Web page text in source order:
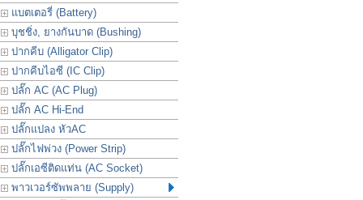
แบตเตอรี่ (Battery)
บุชชิ่ง, ยางกันบาด (Bushing)
ปากคีบ (Alligator Clip)
ปากคีบไอซี (IC Clip)
ปลั๊ก AC (AC Plug)
ปลั๊ก AC Hi-End
ปลั๊กแปลง หัวAC
ปลั๊กไฟพ่วง (Power Strip)
ปลั๊กเอซีติดแท่น (AC Socket)
พาวเวอร์ซัพพลาย (Supply)